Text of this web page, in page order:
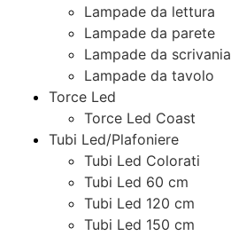
Lampade da lettura
Lampade da parete
Lampade da scrivania
Lampade da tavolo
Torce Led
Torce Led Coast
Tubi Led/Plafoniere
Tubi Led Colorati
Tubi Led 60 cm
Tubi Led 120 cm
Tubi Led 150 cm